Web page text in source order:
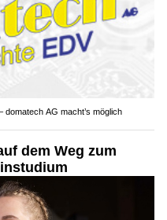
AG macht’s möglich
dem Weg zum